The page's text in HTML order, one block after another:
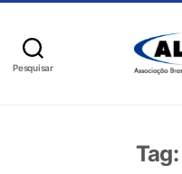
Pesquisar
Tag: